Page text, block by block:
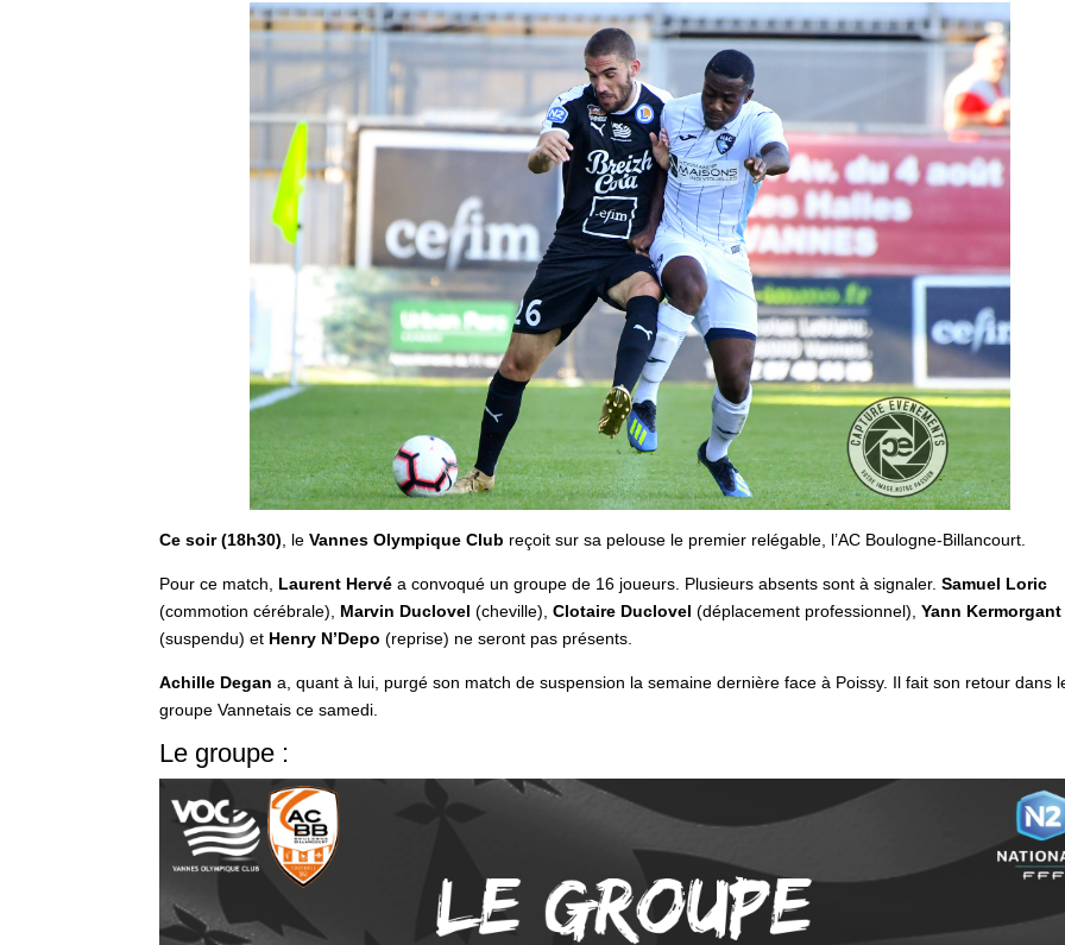
Ce soir (18h30) , leVannes Olympique Club reçoit sur sa pelouse le premier relégable, l’AC Boulogne-Billancourt.
Pour ce match, Laurent Hervé a convoqué un groupe de 16 joueurs. Plusieurs absents sont à signaler.Samuel Loric
(commotion cérébrale), Marvin Duclovel (cheville),Clotaire Duclovel (déplacement professionnel),Yann Kermorgant
(suspendu) et Henry N’Depo (reprise) ne seront pas présents.
Achille Degan a, quant à lui, purgé son match de suspension la semaine dernière face à Poissy. Il fait son retour dans
groupe Vannetais ce samedi.
Le groupe :